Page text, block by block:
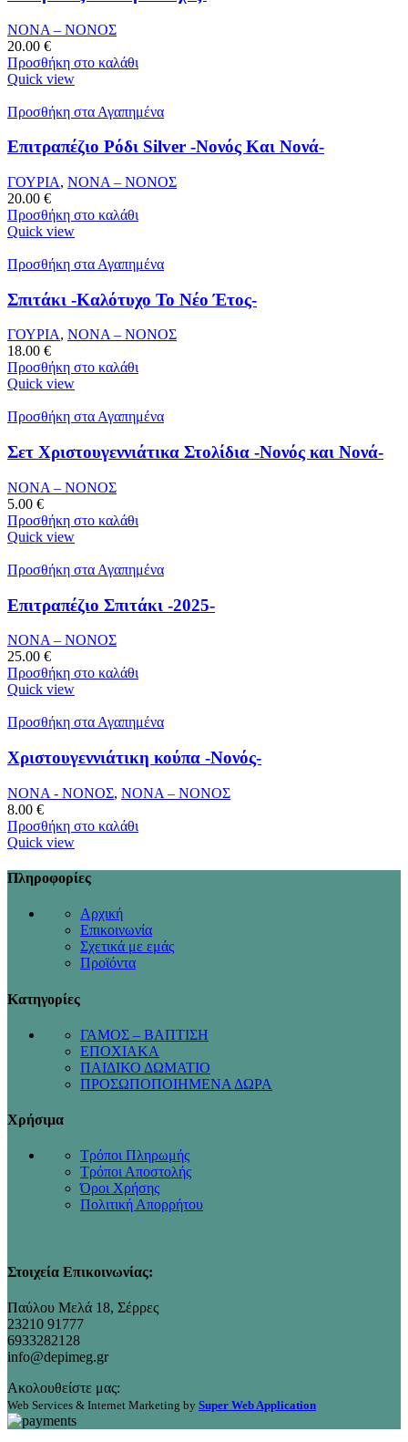
ΝΟΝΑ – ΝΟΝΟΣ
20.00 €
Προσθήκη στο καλάθι
Quick view
Προσθήκη στα Αγαπημένα
Επιτραπέζιο Ρόδι Silver -Νονός Και Νονά-
ΓΟΥΡΙΑ, ΝΟΝΑ – ΝΟΝΟΣ
20.00 €
Προσθήκη στο καλάθι
Quick view
Προσθήκη στα Αγαπημένα
Σπιτάκι -Καλότυχο Το Νέο Έτος-
ΓΟΥΡΙΑ, ΝΟΝΑ – ΝΟΝΟΣ
18.00 €
Προσθήκη στο καλάθι
Quick view
Προσθήκη στα Αγαπημένα
Σετ Χριστουγεννιάτικα Στολίδια -Νονός και Νονά-
ΝΟΝΑ – ΝΟΝΟΣ
5.00 €
Προσθήκη στο καλάθι
Quick view
Προσθήκη στα Αγαπημένα
Επιτραπέζιο Σπιτάκι -2025-
ΝΟΝΑ – ΝΟΝΟΣ
25.00 €
Προσθήκη στο καλάθι
Quick view
Προσθήκη στα Αγαπημένα
Χριστουγεννιάτικη κούπα -Νονός-
ΝΟΝΑ - ΝΟΝΟΣ, ΝΟΝΑ – ΝΟΝΟΣ
8.00 €
Προσθήκη στο καλάθι
Quick view
Πληροφορίες
Αρχική
Επικοινωνία
Σχετικά με εμάς
Προϊόντα
Κατηγορίες
ΓΑΜΟΣ – ΒΑΠΤΙΣΗ
ΕΠΟΧΙΑΚΑ
ΠΑΙΔΙΚΟ ΔΩΜΑΤΙΟ
ΠΡΟΣΩΠΟΠΟΙΗΜΕΝΑ ΔΩΡΑ
Χρήσιμα
Τρόποι Πληρωμής
Τρόποι Αποστολής
Όροι Χρήσης
Πολιτική Απορρήτου
Στοιχεία Επικοινωνίας:
Παύλου Μελά 18, Σέρρες
23210 91777
6933282128
info@depimeg.gr
Ακολουθείστε μας:
Web Services & Internet Marketing by Super Web Application